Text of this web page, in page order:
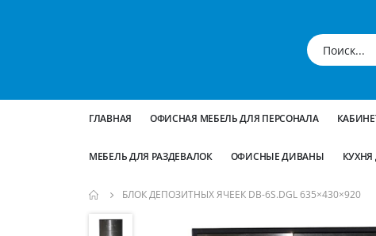
ГЛАВНАЯ ОФИСНАЯ МЕБЕЛЬ ДЛЯ ПЕРСОНАЛА
МЕБЕЛЬ ДЛЯ РАЗДЕВАЛОК ОФИСНЫЕ ДИВАНЫ
БЛОК ДЕПОЗИТНЫХ ЯЧЕЕК DB-6S.DGL 635×430×920
Пропустить